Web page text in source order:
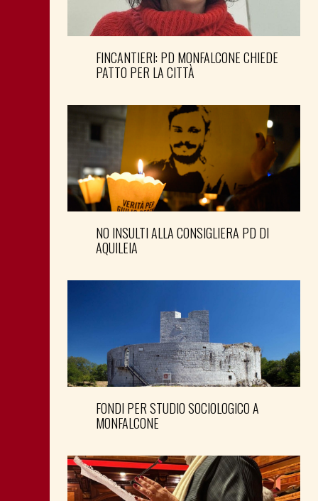
FINCANTIERI: PD MONFALCONE CHIEDE
PATTO PER LA CITTÀ
NO INSULTI ALLA CONSIGLIERA PD DI
AQUILEIA
FONDI PER STUDIO SOCIOLOGICO A
MONFALCONE